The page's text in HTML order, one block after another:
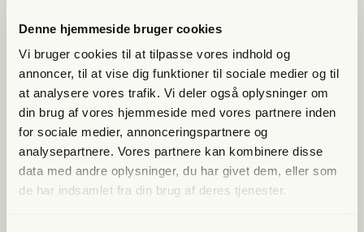
Denne hjemmeside bruger cookies
Vi bruger cookies til at tilpasse vores indhold og
annoncer, til at vise dig funktioner til sociale medier og til
at analysere vores trafik. Vi deler også oplysninger om
din brug af vores hjemmeside med vores partnere inden
for sociale medier, annonceringspartnere og
analysepartnere. Vores partnere kan kombinere disse
data med andre oplysninger, du har givet dem, eller som
de har indsamlet fra din brug af deres tjenester.
artik­ler til podcasts – få ori­gi­nal jour­na­li­stik, du ikke
Bliv med­lem og spar nu
Allerede medlem?Log ind her.